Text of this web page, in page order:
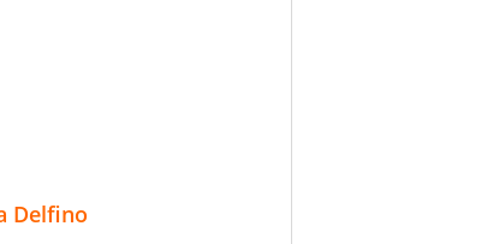
Delfino